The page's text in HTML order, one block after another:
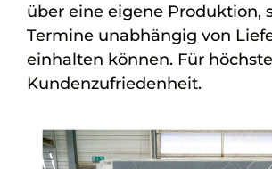
über eine eigene Produktion,
Termine unabhängig von
einhalten können. Für höchste
Kundenzufriedenheit.